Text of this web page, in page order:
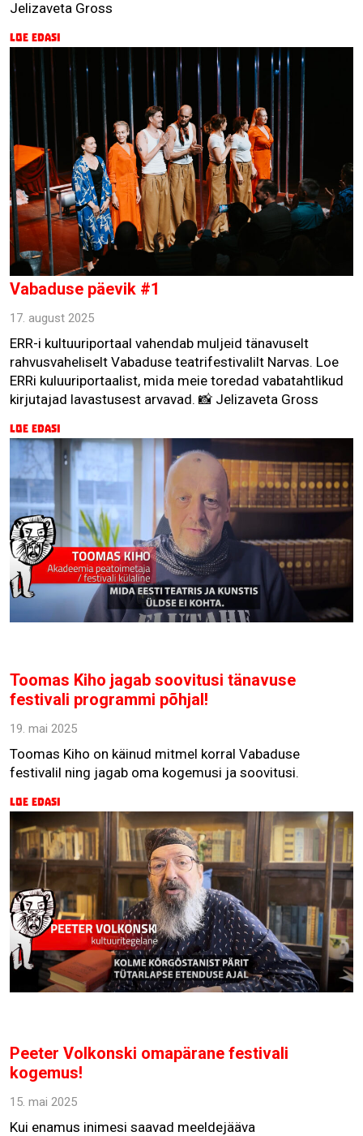
Jelizaveta Gross
Loe edasi
Vabaduse päevik #1
17. august 2025
ERR-i kultuuriportaal vahendab muljeid tänavuselt
rahvusvaheliselt Vabaduse teatrifestivalilt Narvas. Loe
ERRi kuluuriportaalist, mida meie toredad vabatahtlikud
kirjutajad lavastusest arvavad. 📸 Jelizaveta Gross
Loe edasi
Toomas Kiho jagab soovitusi tänavuse
festivali programmi põhjal!
19. mai 2025
Toomas Kiho on käinud mitmel korral Vabaduse
festivalil ning jagab oma kogemusi ja soovitusi.
Loe edasi
Peeter Volkonski omapärane festivali
kogemus!
15. mai 2025
Kui enamus inimesi saavad meeldejääva